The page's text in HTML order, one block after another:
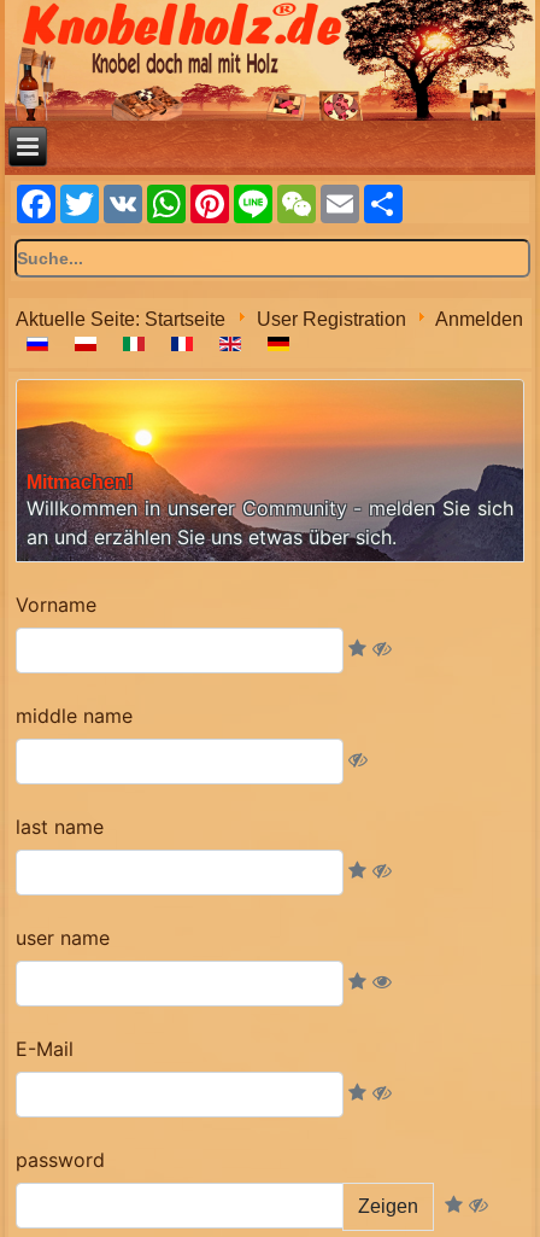
Facebook
TwitterVK WhatsApp
Pinterest
Line WeChatEmail
Aktuelle Seite: Startseite User Registration Anmelden
Mitmachen!
Willkommen in unserer Community - melden Sie sich
an und erzählen Sie uns etwas über sich.
Vorname
middle name
last name
user name
E-Mail
password
Zeigen